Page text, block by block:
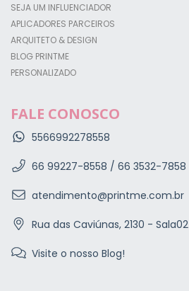
SEJA UM INFLUENCIADOR
APLICADORES PARCEIROS
ARQUITETO & DESIGN
BLOG PRINTME
PERSONALIZADO
FALE CONOSCO
5566992278558
66 99227-8558 / 66 3532-7858
atendimento@printme.com.br
Rua das Caviúnas, 2130 - Sala02
Visite o nosso Blog!